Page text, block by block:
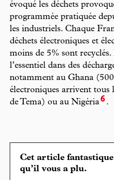
évoqué les déchets
programmée pratiquée
les industriels. Chaque
déchets électroniques et
moins de 5% sont
l’essentiel dans des
notamment au Ghana
électroniques arrivent tous
de Tema) ou au Nigéria6 .
Cet article
qu’il vous a plu.